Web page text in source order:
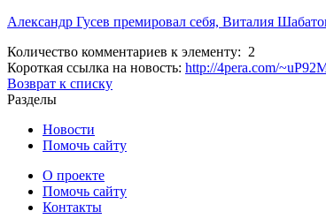
Александр Гусев премировал себя, Виталия
Количество комментариев к элементу: 2
Короткая ссылка на новость: http://4pera.com/
Возврат к списку
Разделы
Новости
Помочь сайту
О проекте
Помочь сайту
Контакты